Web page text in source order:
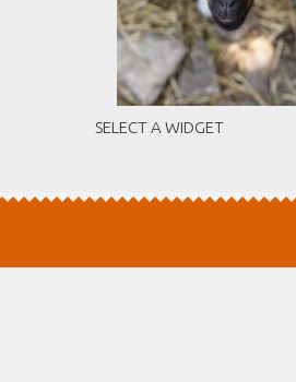
SELECT A WIDGET